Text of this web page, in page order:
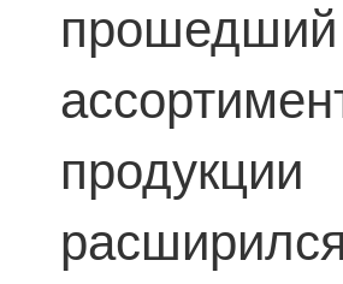
прошедший
продукции